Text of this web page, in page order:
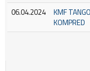
06.04.2024
KMF
KOMPRED